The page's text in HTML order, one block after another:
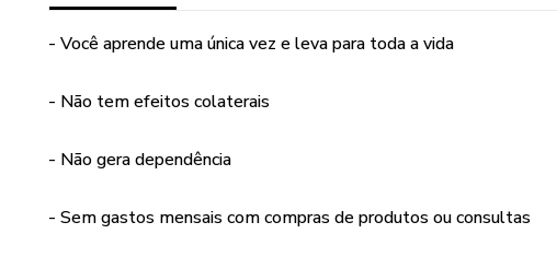
- Você aprende uma única vez e leva para toda a vida
- Não tem efeitos colaterais
- Não gera dependência
- Sem gastos mensais com compras de produtos ou consultas